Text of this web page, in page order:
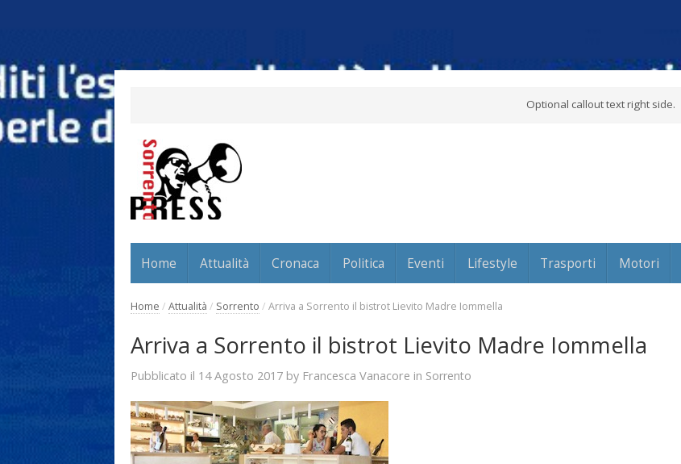
Optional callout text right side.
Home Attualità Cronaca Politica Eventi Lifestyle Trasporti Motori
Home / Attualità / Sorrento / Arriva a Sorrento il bistrot Lievito Madre Iommella
Arriva a Sorrento il bistrot Lievito Madre Iommella
Pubblicato il 14 Agosto 2017 by Francesca Vanacore in Sorrento